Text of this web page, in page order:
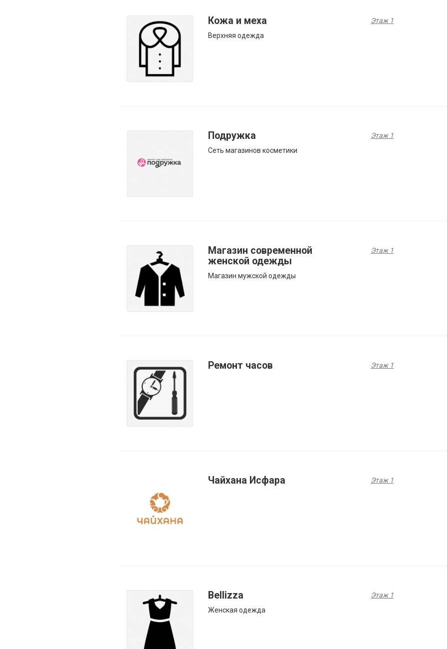
Кожа и меха
Верхняя одежда
Этаж 1
Подружка
Сеть магазинов косметики
Этаж 1
Магазин современной
женской одежды
Магазин мужской одежды
Этаж 1
Ремонт часов Этаж 1
Чайхана Исфара Этаж 1
Bellizza
Женская одежда
Этаж 1